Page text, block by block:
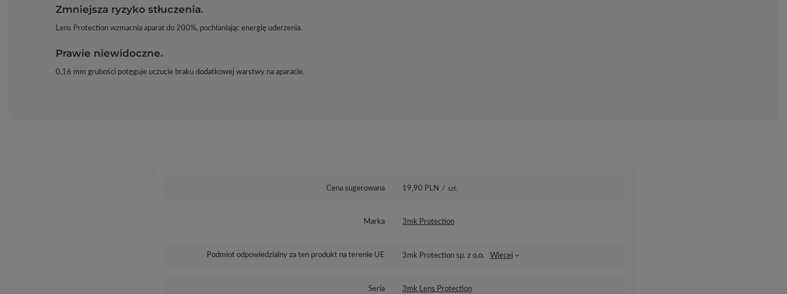
Zmniejsza ryzyko stłuczenia.
Lens Protection wzmacnia aparat do 200%, pochłaniając energię uderzenia.
Prawie niewidoczne.
0,16 mm grubości potęguje uczucie braku dodatkowej warstwy na aparacie.
Cena sugerowana 19,90 PLN / szt.
Marka 3mk Protection
Podmiot odpowiedzialny za ten produkt na terenie UE 3mk Protection sp. z o.o. Więcej
Seria 3mk Lens Protection